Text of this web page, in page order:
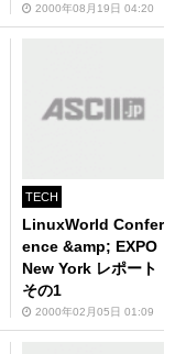
2000年08月19日 04:20
TECH
LinuxWorld Confer
ence &amp; EXPO
New York レポート
その1
2000年02月05日 01:09